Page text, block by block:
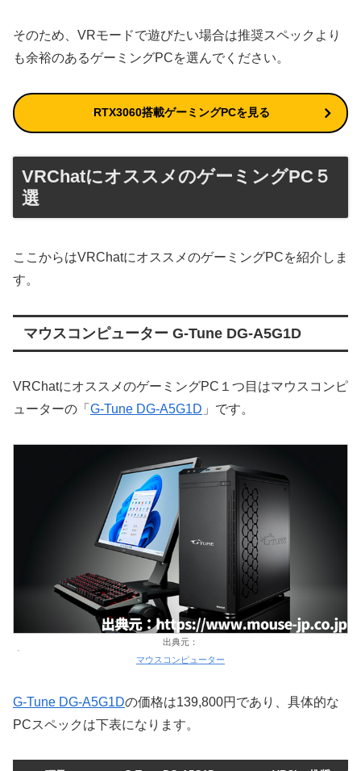
そのため、VRモードで遊びたい場合は推奨スペックより
も余裕のあるゲーミングPCを選んでください。
RTX3060搭載ゲーミングPCを見る
VRChatにオススメのゲーミングPC５
選
ここからはVRChatにオススメのゲーミングPCを紹介しま
す。
マウスコンピューター G-Tune DG-A5G1D
VRChatにオススメのゲーミングPC１つ目はマウスコンピ
ューターの「 G-Tune DG-A5G1D 」です。
出典元：
マウスコンピューター
G-Tune DG-A5G1Dの価格は139,800円であり、具体的な
PCスペックは下表になります。